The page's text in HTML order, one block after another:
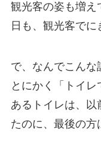
観光客の姿も増え
日も、観光客でに
で、なんでこんな
とにかく「トイ
あるトイレは、以
たのに、最後の方